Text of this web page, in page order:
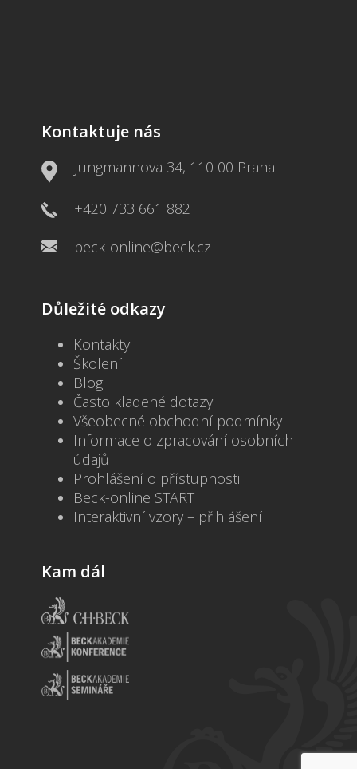
Kontaktuje nás
Jungmannova 34, 110 00 Praha
+420 733 661 882
beck-online@beck.cz
Důležité odkazy
Kontakty
Školení
Blog
Často kladené dotazy
Všeobecné obchodní podmínky
Informace o zpracování osobních
údajů
Prohlášení o přístupnosti
Beck-online START
Interaktivní vzory – přihlášení
Kam dál